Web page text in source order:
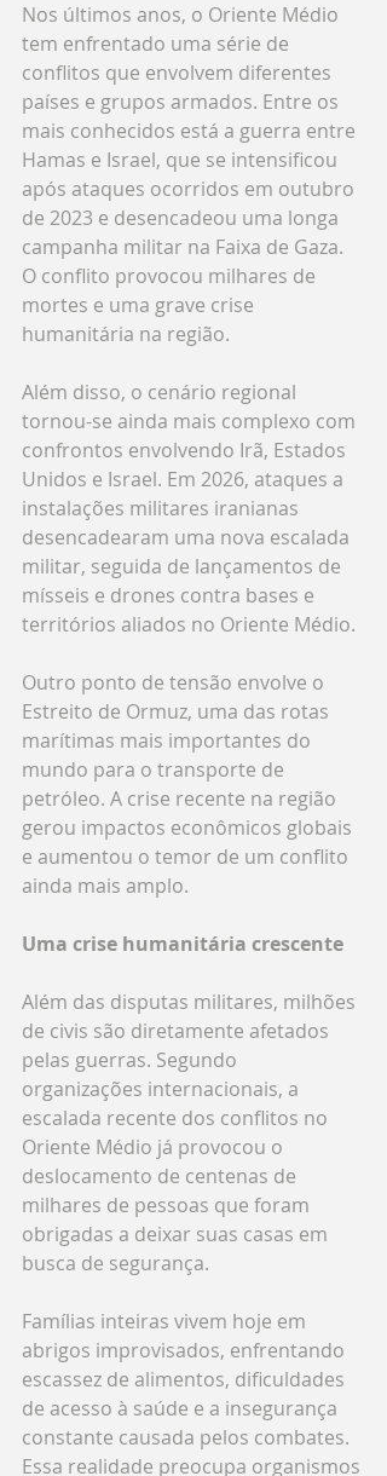
Nos últimos anos, o Oriente Médio
tem enfrentado uma série de
conflitos que envolvem diferentes
países e grupos armados. Entre os
mais conhecidos está a guerra entre
Hamas e Israel, que se intensificou
após ataques ocorridos em outubro
de 2023 e desencadeou uma longa
campanha militar na Faixa de Gaza.
O conflito provocou milhares de
mortes e uma grave crise
humanitária na região.
Além disso, o cenário regional
tornou-se ainda mais complexo com
confrontos envolvendo Irã, Estados
Unidos e Israel. Em 2026, ataques a
instalações militares iranianas
desencadearam uma nova escalada
militar, seguida de lançamentos de
mísseis e drones contra bases e
territórios aliados no Oriente Médio.
Outro ponto de tensão envolve o
Estreito de Ormuz, uma das rotas
marítimas mais importantes do
mundo para o transporte de
petróleo. A crise recente na região
gerou impactos econômicos globais
e aumentou o temor de um conflito
ainda mais amplo.
Uma crise humanitária crescente
Além das disputas militares, milhões
de civis são diretamente afetados
pelas guerras. Segundo
organizações internacionais, a
escalada recente dos conflitos no
Oriente Médio já provocou o
deslocamento de centenas de
milhares de pessoas que foram
obrigadas a deixar suas casas em
busca de segurança.
Famílias inteiras vivem hoje em
abrigos improvisados, enfrentando
escassez de alimentos, dificuldades
de acesso à saúde e a insegurança
constante causada pelos combates.
Essa realidade preocupa organismos